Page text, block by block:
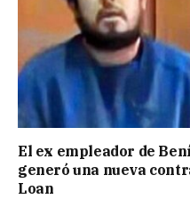
El ex empleador de
generó una nueva
Loan